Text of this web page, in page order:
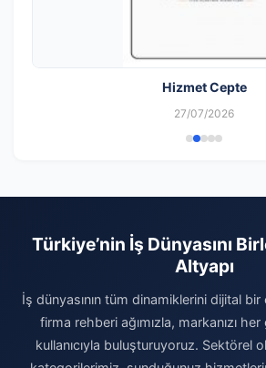
Hizmet Cepte
27/07/2026
Türkiye’nin İş Dünyasını
Altyapı
İş dünyasının tüm dinamiklerini dijital bir
firma rehberi ağımızla, markanızı
kullanıcıyla buluşturuyoruz. Sektörel